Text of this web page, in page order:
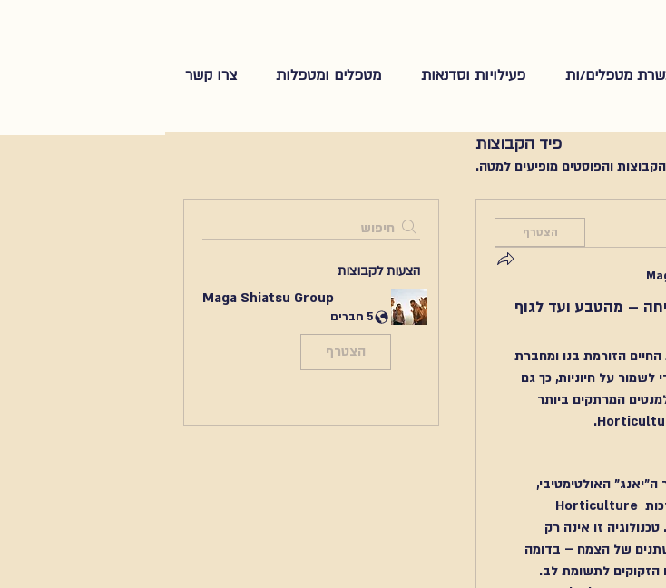
מטפלים/ות פעילויות וסדנאות מטפלים ומטפלות צרו קשר
פיד הקבוצות
הקבוצות והפוסטים מופיעים למטה.
חיפוש
הצעות לקבוצות
Maga Shiatsu Group
5 חברים
הצטרף
הצטרף
.
Horticulture
הזקוקים לתשומת לב.